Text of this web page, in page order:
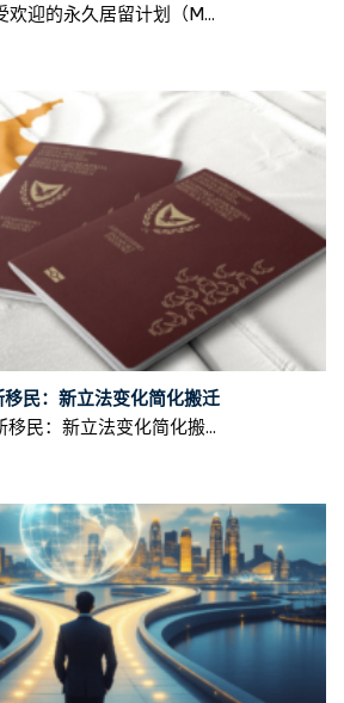
欢迎的永久居留计划（M...
民：新立法变化简化搬迁
移民：新立法变化简化搬...